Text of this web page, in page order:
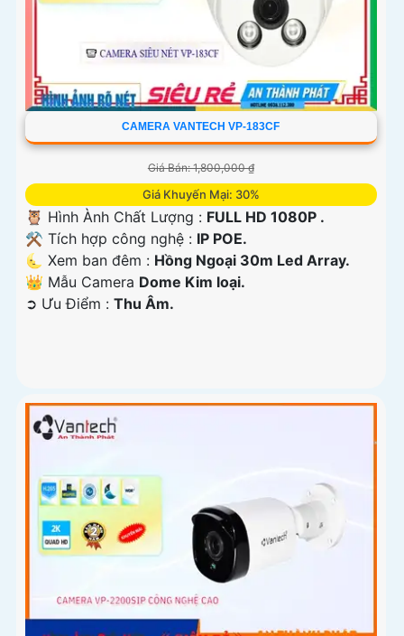
CAMERA VANTECH VP-183CF
Giá Bán: 1,800,000 ₫
Giá Khuyến Mại: 30%
🦉 Hình Ành Chất Lượng : FULL HD 1080P .
⚒ Tích hợp công nghệ : IP POE.
🌜 Xem ban đêm : Hồng Ngoại 30m Led Array.
👑 Mẫu Camera Dome Kim loại.
️➲ Ưu Điểm : Thu Âm.